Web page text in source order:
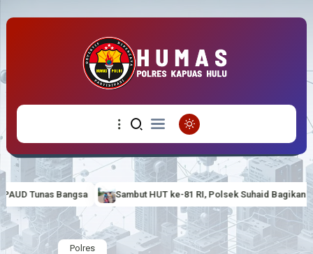
Sambut HUT ke-81 RI, Polsek Suhaid Bagikan Bendera Merah Putih
Polres